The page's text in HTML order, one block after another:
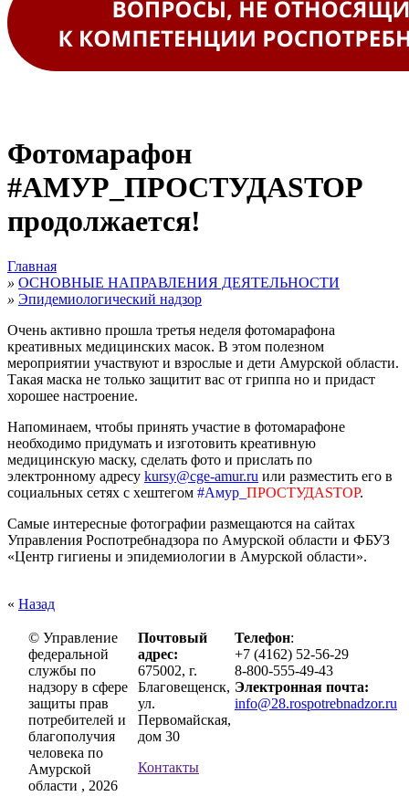
Фотомарафон
#АМУР_ПРОСТУДАSTOP
продолжается!
Главная
» ОСНОВНЫЕ НАПРАВЛЕНИЯ ДЕЯТЕЛЬНОСТИ
» Эпидемиологический надзор
Очень активно прошла третья неделя фотомарафона
креативных медицинских масок. В этом полезном
мероприятии участвуют и взрослые и дети Амурской области.
Такая маска не только защитит вас от гриппа но и придаст
хорошее настроение.
Напоминаем, чтобы принять участие в фотомарафоне
необходимо придумать и изготовить креативную
медицинскую маску, сделать фото и прислать по
электронному адресу kursy@cge-amur.ru или разместить его в
социальных сетях с хештегом #Амур_ ПРОСТУДАSTOP.
Самые интересные фотографии размещаются на сайтах
Управления Роспотребнадзора по Амурской области и ФБУЗ
«Центр гигиены и эпидемиологии в Амурской области».
« Назад
© Управление
федеральной
службы по
надзору в сфере
защиты прав
потребителей и
благополучия
человека по
Амурской
области , 2026
Почтовый
адрес:
675002, г.
Благовещенск,
ул.
Первомайская,
дом 30
Контакты
Телефон:
+7 (4162) 52-56-29
8-800-555-49-43
Электронная почта:
info@28.rospotrebnadzor.ru